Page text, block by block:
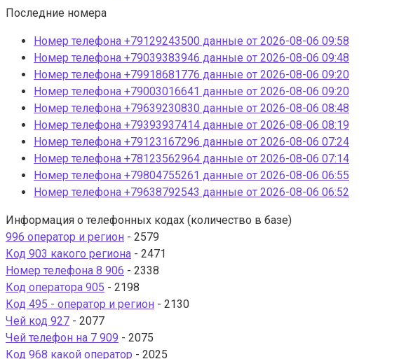
Последние номера
Номер телефона +79129243500 данные от 2026-08-06 09:58
Номер телефона +79039383946 данные от 2026-08-06 09:48
Номер телефона +79918681776 данные от 2026-08-06 09:20
Номер телефона +79003016641 данные от 2026-08-06 09:20
Номер телефона +79639230830 данные от 2026-08-06 08:48
Номер телефона +79393937414 данные от 2026-08-06 08:19
Номер телефона +79123167296 данные от 2026-08-06 07:24
Номер телефона +78123562964 данные от 2026-08-06 07:14
Номер телефона +79804755261 данные от 2026-08-06 06:55
Номер телефона +79638792543 данные от 2026-08-06 06:52
Информация о телефонных кодах (количество в базе)
996 оператор и регион - 2579
Код 903 какого региона - 2471
Номер телефона 8 906 - 2338
Код оператора 905 - 2198
Код 495 - оператор и регион - 2130
Чей код 927 - 2077
Чей телефон на 7 909 - 2075
Код 968 какой оператор - 2025